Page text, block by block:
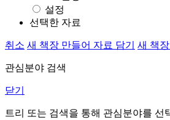
설정
선택한 자료
취소 새 책장 만들어 자료 담기 새 책
관심분야 검색
닫기
트리 또는 검색을 통해 관심분야를 선